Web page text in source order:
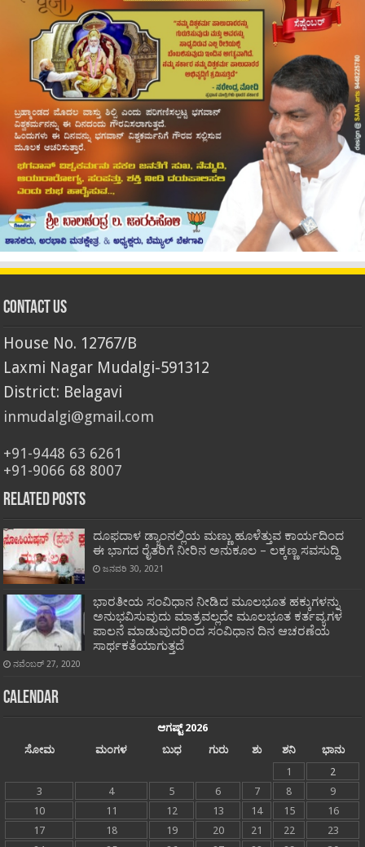
Contact Us
House No. 12767/B
Laxmi Nagar Mudalgi-591312
District: Belagavi
inmudalgi@gmail.com
+91-9448 63 6261
+91-9066 68 8007
Related Posts
ದೂಫದಾಳ ಡ್ಯಾಂನಲ್ಲಿಯ ಮಣ್ಣು ಹೂಳೆತ್ತುವ ಕಾರ್ಯದಿಂದ
ಈ ಭಾಗದ ರೈತರಿಗೆ ನೀರಿನ ಅನುಕೂಲ – ಲಕ್ಕಣ್ಣ ಸವಸುದ್ದಿ
ಜನವರಿ 30, 2021
ಭಾರತೀಯ ಸಂವಿಧಾನ ನೀಡಿದ ಮೂಲಭೂತ ಹಕ್ಕುಗಳನ್ನು
ಅನುಭವಿಸುವುದು ಮಾತ್ರವಲ್ಲದೇ ಮೂಲಭೂತ ಕರ್ತವ್ಯಗಳ
ಪಾಲನೆ ಮಾಡುವುದರಿಂದ ಸಂವಿಧಾನ ದಿನ ಆಚರಣೆಯ
ಸಾರ್ಥಕತೆಯಾಗುತ್ತದೆ
ನವೆಂಬರ್ 27, 2020
Calendar
ಆಗಷ್ಟ್ 2026
ಸೋಮ
ಮಂಗಳ ಬುಧ ಗುರು ಶು ಶನಿ
ಭಾನು
1
2
3
4 5 6 7 8
9
10
11 12 13 14 15
16
17
18 19 20 21 22
23